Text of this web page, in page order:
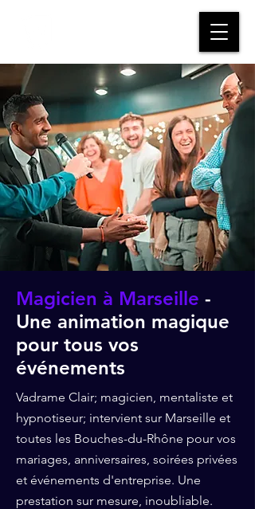
Magicien à Marseille -
Une animation magique
pour tous vos
événements
Vadrame Clair; magicien, mentaliste et
hypnotiseur; intervient sur Marseille et
toutes les Bouches-du-Rhône pour vos
mariages, anniversaires, soirées privées
et événements d'entreprise. Une
prestation sur mesure, inoubliable.